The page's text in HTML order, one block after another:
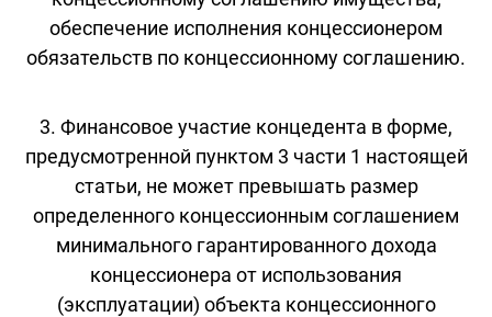
обеспечение исполнения концессионером
обязательств по концессионному соглашению.
3. Финансовое участие концедента в форме,
предусмотренной пунктом 3 части 1 настоящей
статьи, не может превышать размер
определенного концессионным соглашением
минимального гарантированного дохода
концессионера от использования
(эксплуатации) объекта концессионного